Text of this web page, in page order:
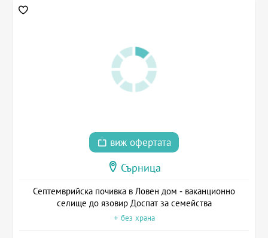
виж офертата
Сърница
Септемврийска почивка в Ловен дом - ваканционно
селище до язовир Доспат за семейства
+ без храна